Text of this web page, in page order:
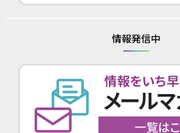
情報発信中